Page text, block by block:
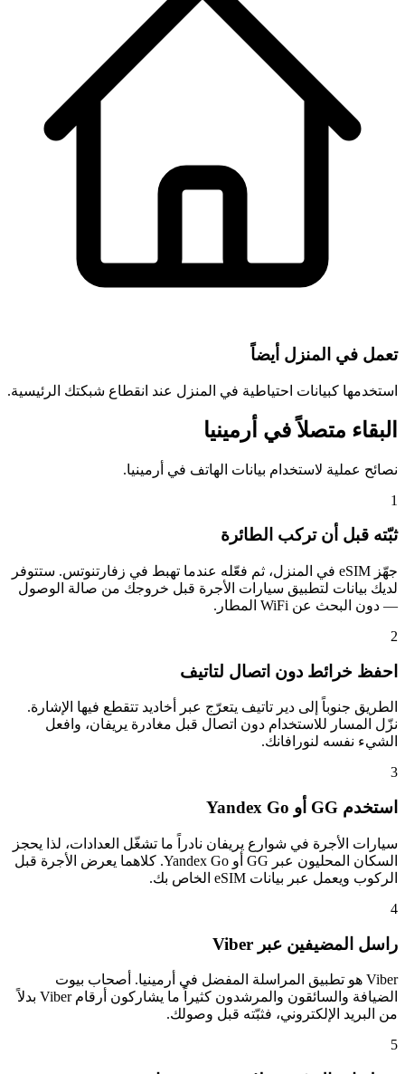
تعمل في المنزل أيضاً
استخدمها كبيانات احتياطية في المنزل عند انقطاع شبكتك الرئيسية.
البقاء متصلاً في أرمينيا
نصائح عملية لاستخدام بيانات الهاتف في أرمينيا.
1
ثبّته قبل أن تركب الطائرة
جهّز eSIM في المنزل، ثم فعّله عندما تهبط في زفارتنوتس. ستتوفر
لديك بيانات لتطبيق سيارات الأجرة قبل خروجك من صالة الوصول
— دون البحث عن WiFi المطار.
2
احفظ خرائط دون اتصال لتاتيف
الطريق جنوباً إلى دير تاتيف يتعرّج عبر أخاديد تتقطع فيها الإشارة.
نزّل المسار للاستخدام دون اتصال قبل مغادرة يريفان، وافعل
الشيء نفسه لنورافانك.
3
استخدم GG أو Yandex Go
سيارات الأجرة في شوارع يريفان نادراً ما تشغّل العدادات، لذا يحجز
السكان المحليون عبر GG أو Yandex Go. كلاهما يعرض الأجرة قبل
الركوب ويعمل عبر بيانات eSIM الخاص بك.
4
راسل المضيفين عبر Viber
Viber هو تطبيق المراسلة المفضل في أرمينيا. أصحاب بيوت
الضيافة والسائقون والمرشدون كثيراً ما يشاركون أرقام Viber بدلاً
من البريد الإلكتروني، فثبّته قبل وصولك.
5